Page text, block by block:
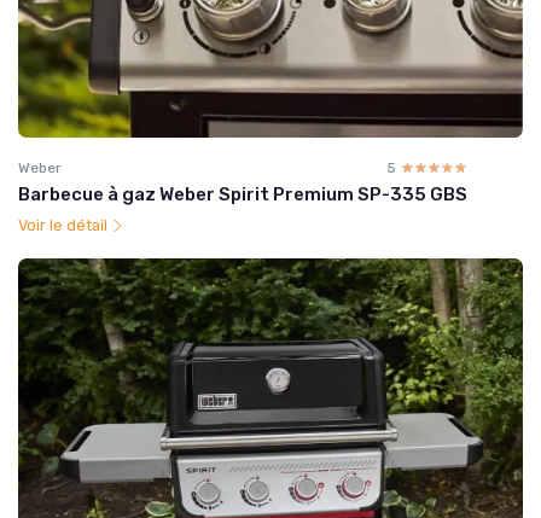
Weber 5 ☆☆☆☆☆
★★★★★
Barbecue à gaz Weber Spirit Premium SP-335 GBS
Voir le détail